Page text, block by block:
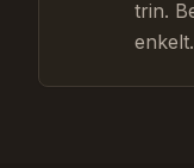
trin.
enkelt.